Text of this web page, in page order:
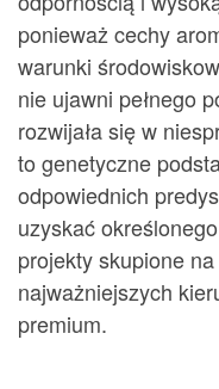
ponieważ cechy
warunki
nie ujawni pełnego
rozwijała się w
to genetyczne
odpowiednich
uzyskać
projekty skupione
najważniejszych
premium.